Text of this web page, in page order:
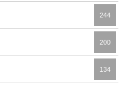
244
200
134